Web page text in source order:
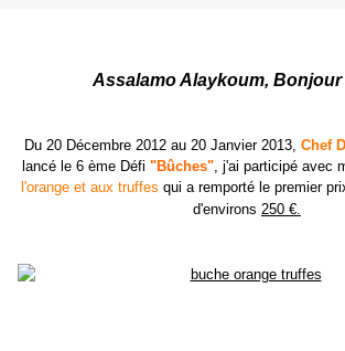
Assalamo Alaykoum, Bonjour
Du 20 Décembre 2012 au 20 Janvier 2013, Chef
lancé le 6 ème Défi "Bûches", j'ai participé avec
l'orange et aux truffes qui a remporté le premier
d'environs 250 €.